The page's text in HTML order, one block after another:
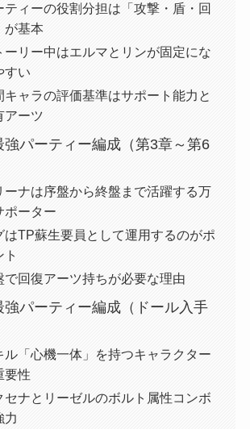
ティーの役割分担は「攻撃・盾・回
が基本
ーリー中はエルマとリンが固定にな
すい
キャラの評価基準はサポート能力と
アーツ
強パーティー編成（第3章～第6
ーナは序盤から終盤まで活躍する万
ポーター
はTP蘇生要員として運用するのがポ
ト
で回復アーツ持ちが必要な理由
強パーティー編成（ドール入手
ル「心機一体」を持つキャラクター
要性
セナとリーゼルのボルト属性コンボ
力